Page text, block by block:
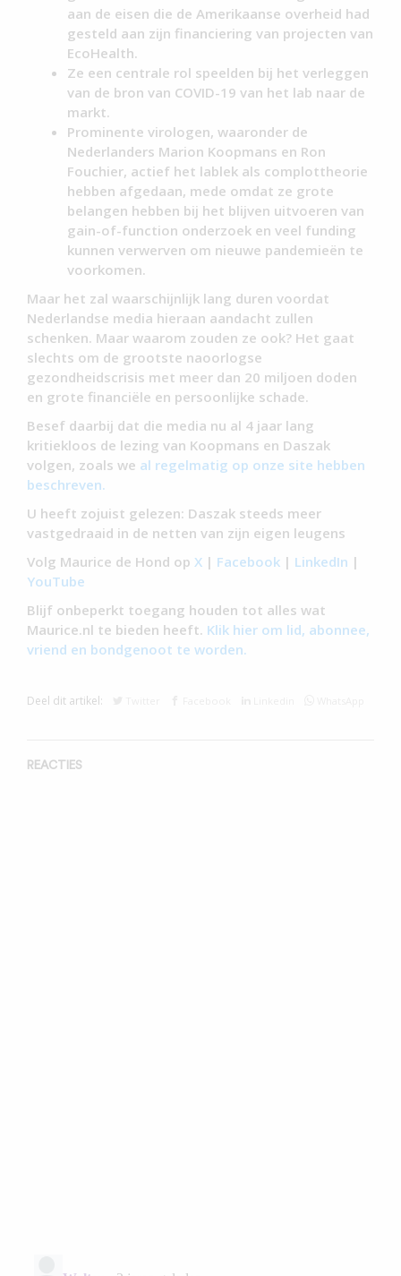
aan de eisen die de Amerikaanse overheid had
gesteld aan zijn financiering van projecten van
EcoHealth.
Ze een centrale rol speelden bij het verleggen
van de bron van COVID-19 van het lab naar de
markt.
Prominente virologen, waaronder de
Nederlanders Marion Koopmans en Ron
Fouchier, actief het lablek als complottheorie
hebben afgedaan, mede omdat ze grote
belangen hebben bij het blijven uitvoeren van
gain-of-function onderzoek en veel funding
kunnen verwerven om nieuwe pandemieën te
voorkomen.
Maar het zal waarschijnlijk lang duren voordat
Nederlandse media hieraan aandacht zullen
schenken. Maar waarom zouden ze ook? Het gaat
slechts om de grootste naoorlogse
gezondheidscrisis met meer dan 20 miljoen doden
en grote financiële en persoonlijke schade.
Besef daarbij dat die media nu al 4 jaar lang
kritiekloos de lezing van Koopmans en Daszak
volgen, zoals we al regelmatig op onze site hebben
beschreven.
U heeft zojuist gelezen: Daszak steeds meer
vastgedraaid in de netten van zijn eigen leugens
Volg Maurice de Hond op X | Facebook | LinkedIn |
YouTube
Blijf onbeperkt toegang houden tot alles wat
Maurice.nl te bieden heeft. Klik hier om lid, abonnee,
vriend en bondgenoot te worden.
Deel dit artikel:
REACTIES